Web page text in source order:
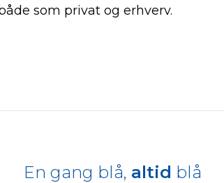
som privat og erhverv.
En gang blå, altid blå